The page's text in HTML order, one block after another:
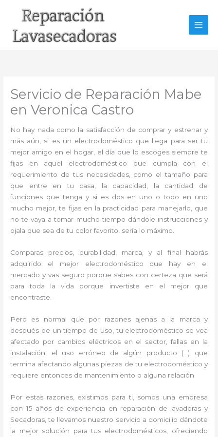
Servicio de Reparación Mabe
en Veronica Castro
No hay nada como la satisfacción de comprar y estrenar y
más aún, si es un electrodoméstico que llega para ser tu
mejor amigo en el hogar, el día que lo escoges siempre te
fijas en aquel electrodoméstico que cumpla con el
requerimiento de tus necesidades, como el tamaño para
que entre en tu casa, la capacidad, la cantidad de
funciones que tenga y si es dos en uno o todo en uno
mucho mejor, te fijas en la practicidad para manejarlo, que
no te vaya a tomar mucho tiempo dándole instrucciones y
ojala que sea de tu color favorito, sería lo máximo.
Comparas precios, durabilidad, marca, y al final habrás
adquirido el mejor electrodoméstico que hay en el
mercado y vas seguro porque sabes con certeza que será
para toda la vida porque invertiste en el mejor que
encontraste.
Pero es normal que por razones ajenas a la marca y
después de un tiempo de uso, tu electrodoméstico se vea
afectado por cambios eléctricos en el sector, fallas en la
instalación, el uso erróneo de algún producto (…) que
termina afectando algunas piezas de tu electrodoméstico y
requiere entonces de mantenimiento o alguna relación
Por estas razones, existimos para ti, somos una empresa
con 15 años de experiencia en reparación de lavadoras y
Secadoras, te llevamos nuestro servicio a domicilio dándote
la mejor solución para tus electrodomésticos, ofreciendo